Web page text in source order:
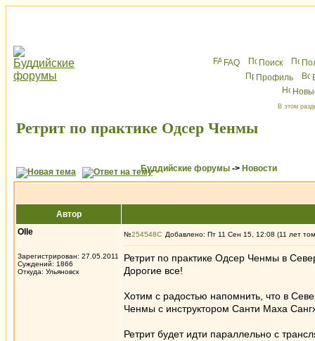
FAQ Поиск
Профиль
В этом
Ретрит по практике Одсер Ченмы
Буддийские форумы -> Новости
Автор
Olle
Зарегистрирован: 27.05.2011
Суждений: 1866
Откуда: Ульяновск
№254548 Добавлено: Пт 11 Сен 15, 12:08 (11 лет
Ретрит по практике Одсер Ченмы в
Дорогие все!
Хотим с радостью напомнить, что в
Ченмы с инструктором Санти Маха
Ретрит будет идти параллельно с